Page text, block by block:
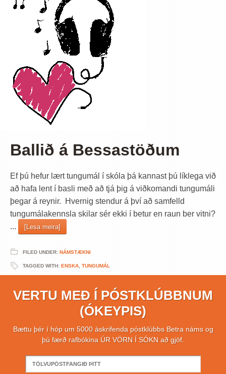
Ballið á Bessastöðum
Ef þú hefur lært tungumál í skóla þá kannast þú líklega við
að hafa lent í basli með að tjá þig á viðkomandi tungumáli
þegar á reynir. Hvernig stendur á því að samfelld
tungumálakennsla skilar sér ekki í betur en raun ber vitni?
...
[Lesa meira]
FILED UNDER: NÁMSTÆKNI
TAGGED WITH: ENSKA TUNGUMÁL
VERTU MEÐ Í PÓSTKLÚBBNUM
(ÓKEYPIS)
Bættu þér í hóp um 5000 áskrifenda póstklúbbs Betra náms og
þú færð rafbókina ÚR VÖRN Í SÓKN að gjöf.